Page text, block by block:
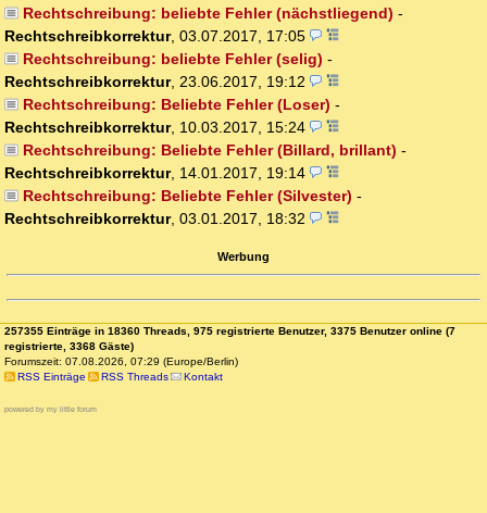
Rechtschreibung: beliebte Fehler (nächstliegend) -
Rechtschreibkorrektur, 03.07.2017, 17:05
Rechtschreibung: beliebte Fehler (selig) -
Rechtschreibkorrektur, 23.06.2017, 19:12
Rechtschreibung: Beliebte Fehler (Loser) -
Rechtschreibkorrektur, 10.03.2017, 15:24
Rechtschreibung: Beliebte Fehler (Billard, brillant) -
Rechtschreibkorrektur, 14.01.2017, 19:14
Rechtschreibung: Beliebte Fehler (Silvester) -
Rechtschreibkorrektur, 03.01.2017, 18:32
Werbung
257355 Einträge in 18360 Threads, 975 registrierte Benutzer, 3375 Benutzer online (7
registrierte, 3368 Gäste)
Forumszeit: 07.08.2026, 07:29 (Europe/Berlin)
RSS Einträge
RSS Threads Kontakt
powered by my little forum